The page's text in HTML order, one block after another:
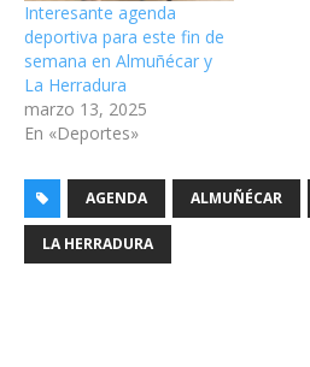
Interesante agenda
deportiva para este fin de
semana en Almuñécar y
La Herradura
marzo 13, 2025
En «Deportes»
AGENDA ALMUÑÉCAR
LA HERRADURA